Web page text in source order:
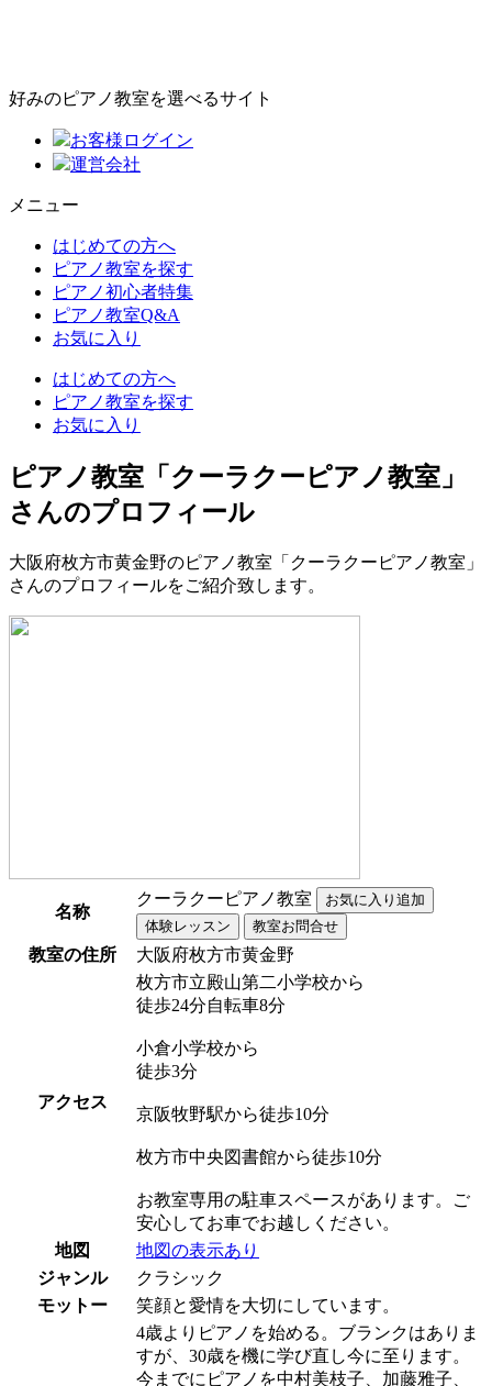
好みのピアノ教室を選べるサイト
お客様ログイン
運営会社
メニュー
はじめての方へ
ピアノ教室を探す
ピアノ初心者特集
ピアノ教室Q&A
お気に入り
はじめての方へ
ピアノ教室を探す
お気に入り
ピアノ教室「クーラクーピアノ教室」
さんのプロフィール
大阪府枚方市黄金野のピアノ教室「クーラクーピアノ教室」
さんのプロフィールをご紹介致します。
名称
クーラクーピアノ教室
教室の住所 大阪府枚方市黄金野
アクセス
枚方市立殿山第二小学校から
徒歩24分自転車8分
小倉小学校から
徒歩3分
京阪牧野駅から徒歩10分
枚方市中央図書館から徒歩10分
お教室専用の駐車スペースがあります。ご
安心してお車でお越しください。
地図
地図の表示あり
ジャンル
クラシック
モットー
笑顔と愛情を大切にしています。
4歳よりピアノを始める。ブランクはありま
すが、30歳を機に学び直し今に至ります。
今までにピアノを中村美枝子、加藤雅子、